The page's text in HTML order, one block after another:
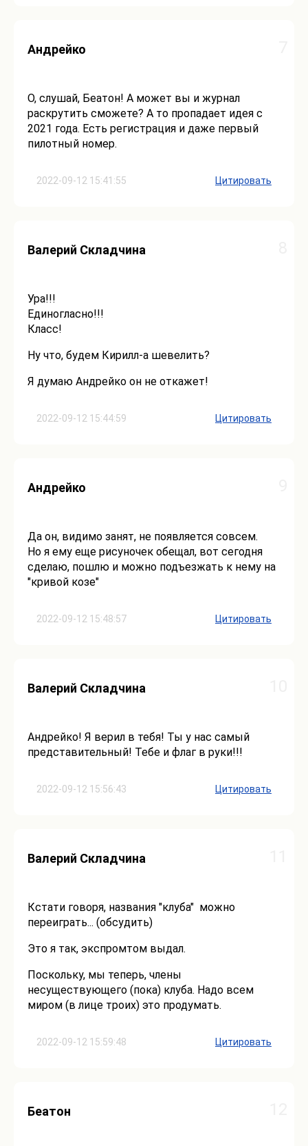
2022-09-12 15:41:55
Андрейко
О, слушай, Беатон! А может вы и журнал
раскрутить сможете? А то пропадает идея с
2021 года. Есть регистрация и даже первый
пилотный номер.
Цитировать
2022-09-12 15:44:59
Валерий Складчина
Ура!!!
Единогласно!!!
Класс!
Ну что, будем Кирилл-а шевелить?
Я думаю Андрейко он не откажет!
Цитировать
2022-09-12 15:48:57
Андрейко
Да он, видимо занят, не появляется совсем.
Но я ему еще рисуночек обещал, вот сегодня
сделаю, пошлю и можно подъезжать к нему на
"кривой козе"
Цитировать
2022-09-12 15:56:43
Валерий Складчина
Андрейко! Я верил в тебя! Ты у нас самый
представительный! Тебе и флаг в руки!!!
Цитировать
2022-09-12 15:59:48
Валерий Складчина
Кстати говоря, названия "клуба" можно
переиграть... (обсудить)
Это я так, экспромтом выдал.
Поскольку, мы теперь, члены
несуществующего (пока) клуба. Надо всем
миром (в лице троих) это продумать.
Цитировать
Беатон